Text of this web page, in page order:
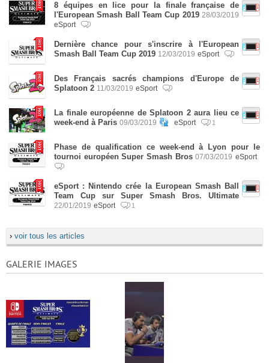
8 équipes en lice pour la finale française de
l'European Smash Ball Team Cup 2019 28/03/2019
eSport
Dernière chance pour s'inscrire à l'European
Smash Ball Team Cup 2019 12/03/2019 eSport
Des Français sacrés champions d'Europe de
Splatoon 2 11/03/2019 eSport
La finale européenne de Splatoon 2 aura lieu ce
week-end à Paris 09/03/2019 eSport 1
Phase de qualification ce week-end à Lyon pour le
tournoi européen Super Smash Bros 07/03/2019 eSport
eSport : Nintendo crée la European Smash Ball
Team Cup sur Super Smash Bros. Ultimate
22/01/2019 eSport 1
› voir tous les articles
GALERIE IMAGES